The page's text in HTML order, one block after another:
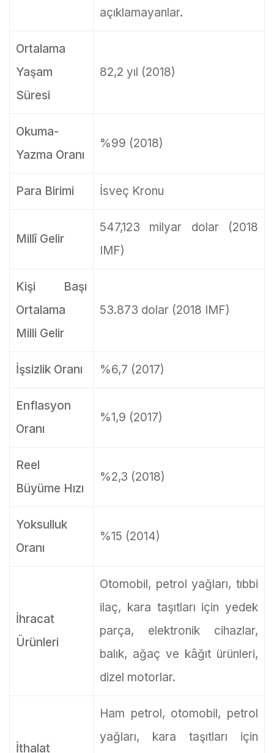
açıklamayanlar.
Ortalama
Yaşam
Süresi
82,2 yıl (2018)
Okuma-
Yazma Oranı
%99 (2018)
Para Birimi İsveç Kronu
Millî Gelir
547,123 milyar dolar (2018
IMF)
Kişi Başı
Ortalama
Milli Gelir
53.873 dolar (2018 IMF)
İşsizlik Oranı %6,7 (2017)
Enflasyon
Oranı
%1,9 (2017)
Reel
Büyüme Hızı
%2,3 (2018)
Yoksulluk
Oranı
%15 (2014)
İhracat
Ürünleri
Otomobil, petrol yağları, tıbbi
ilaç, kara taşıtları için yedek
parça, elektronik cihazlar,
balık, ağaç ve kâğıt ürünleri,
dizel motorlar.
İthalat
Ham petrol, otomobil, petrol
yağları, kara taşıtları için